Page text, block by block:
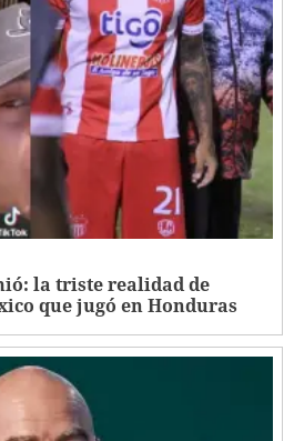
la triste realidad de
que jugó en Honduras